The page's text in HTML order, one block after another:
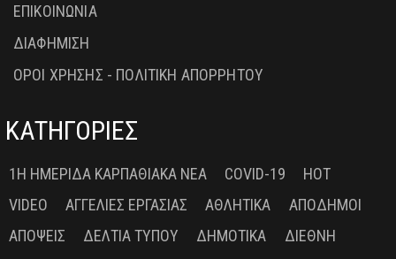
ΕΠΙΚΟΙΝΩΝΙΑ
ΔΙΑΦΗΜΙΣΗ
ΟΡΟΙ ΧΡΗΣΗΣ - ΠΟΛΙΤΙΚΗ ΑΠΟΡΡΗΤΟΥ
ΚΑΤΗΓΟΡΙΕΣ
1Η ΗΜΕΡΊΔΑ ΚΑΡΠΑΘΙΑΚΆ ΝΈΑ COVID-19
HOT
VIDEO
ΑΓΓΕΛΊΕΣ ΕΡΓΑΣΊΑΣ ΑΘΛΗΤΙΚΆ
ΑΠΌΔΗΜΟΙ
ΑΠΌΨΕΙΣ
ΔΕΛΤΊΑ ΤΎΠΟΥ ΔΗΜΟΤΙΚΆ
ΔΙΕΘΝΉ